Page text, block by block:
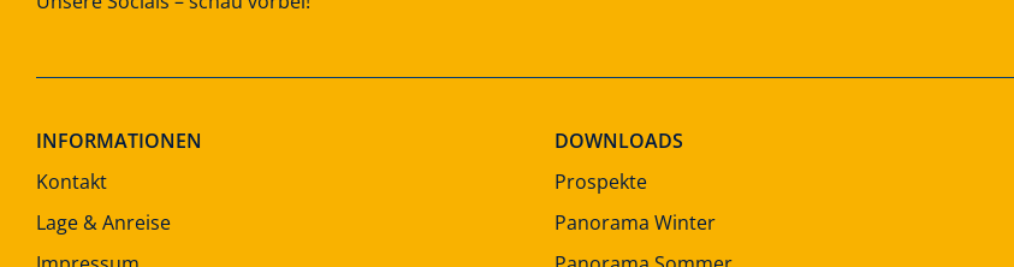
INFORMATIONEN
Kontakt
Lage & Anreise
DOWNLOADS
Prospekte
Panorama Winter